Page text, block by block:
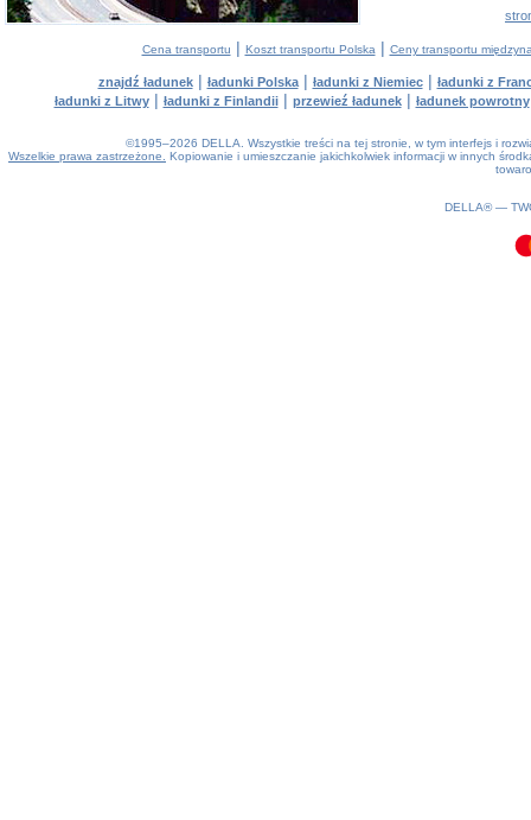
Cena transportu | Koszt transportu Polska | Ceny transportu
znajdź ładunek| ładunki Polska| ładunki z Niemiec| ładunki z
ładunki z Litwy| ładunki z Finlandii| przewieź ładunek| ładunek powrotny
©1995–2026 DELLA. Wszystkie treści na tej stronie, w tym interfejs i
Wszelkie prawa zastrzeżone.
Kopiowanie i umieszczanie jakichkolwiek informacji w innych
DELLA® —